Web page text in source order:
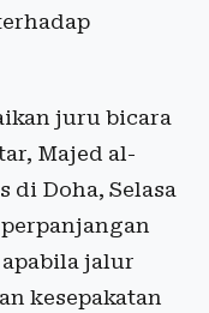
juru bicara
Majed al-
di Doha, Selasa
jalur
kesepakatan